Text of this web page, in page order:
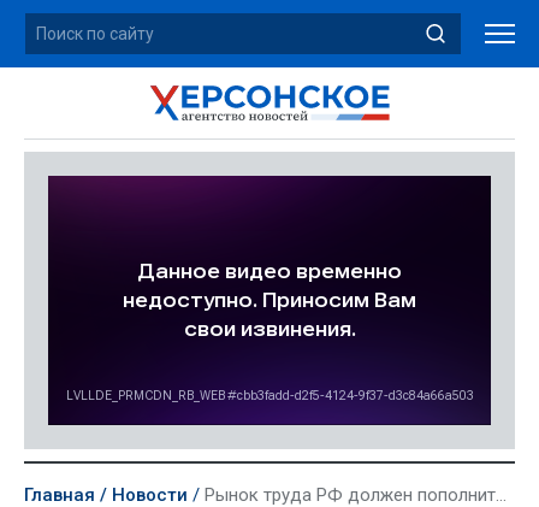
Главная Новости Рынок труда РФ должен пополниться миллионом молодых специалистов к 2028 году